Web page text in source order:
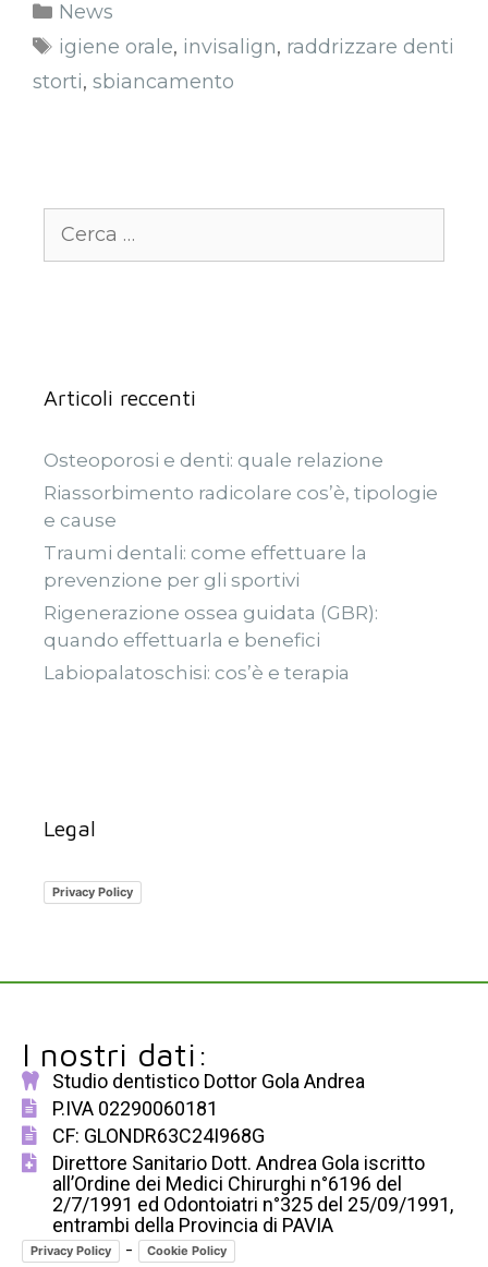
News
igiene orale, invisalign, raddrizzare denti
storti, sbiancamento
Articoli reccenti
Osteoporosi e denti: quale relazione
Riassorbimento radicolare cos’è, tipologie
e cause
Traumi dentali: come effettuare la
prevenzione per gli sportivi
Rigenerazione ossea guidata (GBR):
quando effettuarla e benefici
Labiopalatoschisi: cos’è e terapia
Legal
Privacy Policy
I nostri dati:
Studio dentistico Dottor Gola Andrea
P.IVA 02290060181
CF: GLONDR63C24I968G
Direttore Sanitario Dott. Andrea Gola iscritto
all’Ordine dei Medici Chirurghi n°6196 del
2/7/1991 ed Odontoiatri n°325 del 25/09/1991,
entrambi della Provincia di PAVIA
Privacy Policy - Cookie Policy